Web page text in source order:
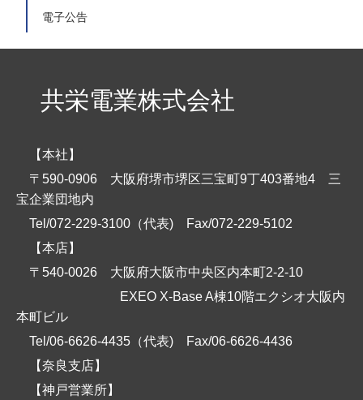
電子公告
共栄電業株式会社
【本社】
〒590-0906 大阪府堺市堺区三宝町9丁403番地4 三
宝企業団地内
Tel/072-229-3100（代表)
Fax/072-229-5102
【本店】
〒540-0026 大阪府大阪市中央区内本町2-2-10
EXEO X-Base A棟10階エクシオ大阪内
本町ビル
Tel/06-6626-4435（代表)
Fax/06-6626-4436
【奈良支店】
【神戸営業所】